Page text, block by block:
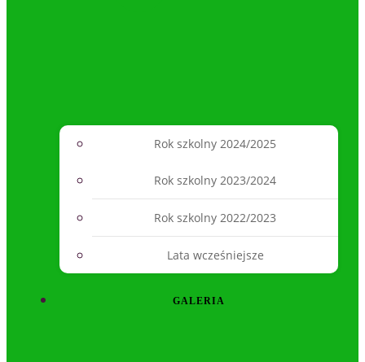
Rok szkolny 2024/2025
Rok szkolny 2023/2024
Rok szkolny 2022/2023
Lata wcześniejsze
GALERIA